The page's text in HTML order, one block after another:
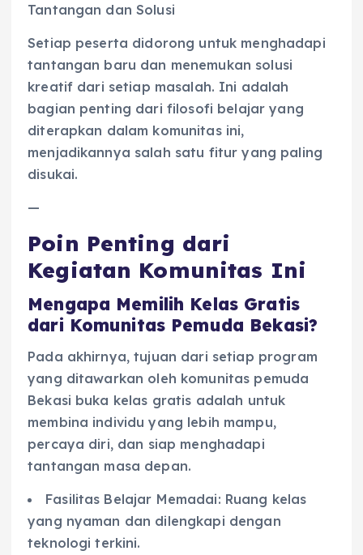
Tantangan dan Solusi
Setiap peserta didorong untuk menghadapi
tantangan baru dan menemukan solusi
kreatif dari setiap masalah. Ini adalah
bagian penting dari filosofi belajar yang
diterapkan dalam komunitas ini,
menjadikannya salah satu fitur yang paling
disukai.
—
Poin Penting dari
Kegiatan Komunitas Ini
Mengapa Memilih Kelas Gratis
dari Komunitas Pemuda Bekasi?
Pada akhirnya, tujuan dari setiap program
yang ditawarkan oleh komunitas pemuda
Bekasi buka kelas gratis adalah untuk
membina individu yang lebih mampu,
percaya diri, dan siap menghadapi
tantangan masa depan.
Fasilitas Belajar Memadai: Ruang kelas
yang nyaman dan dilengkapi dengan
teknologi terkini.